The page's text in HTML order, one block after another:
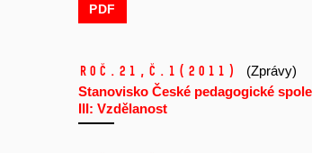
PDF
Roč.21, č.1 (2011)
(Zprávy)
Stanovisko České pedagogické
III: Vzdělanost